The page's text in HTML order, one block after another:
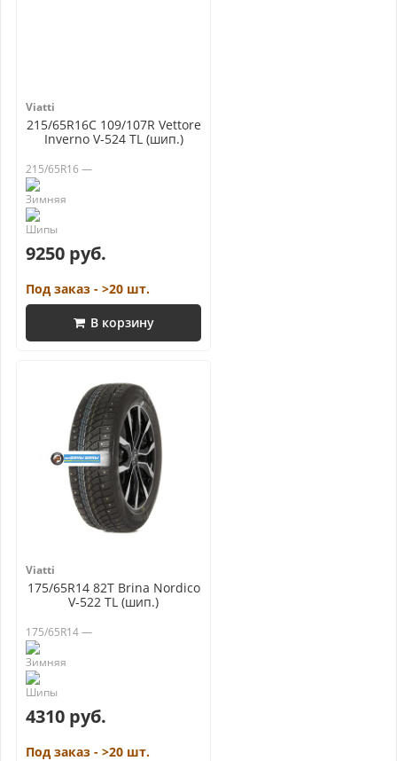
Viatti
215/65R16C 109/107R Vettore
Inverno V-524 TL (шип.)
215/65R16 —
9250 руб.
Под заказ - >20 шт.
В корзину
Viatti
175/65R14 82T Brina Nordico
V-522 TL (шип.)
175/65R14 —
4310 руб.
Под заказ - >20 шт.